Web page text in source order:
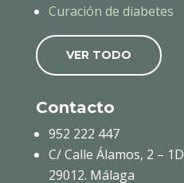
Curación de diabetes
VER TODO
Contacto
952 222 447
C/ Calle Álamos, 2 – 1D
29012. Málaga